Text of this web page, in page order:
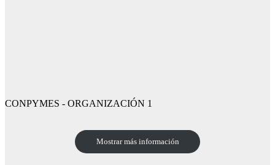
CONPYMES - ORGANIZACIÓN 1
Mostrar más información